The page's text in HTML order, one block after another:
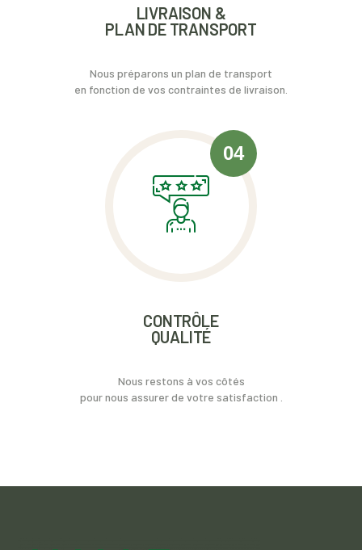
LIVRAISON &
PLAN DE TRANSPORT
Nous préparons un plan de transport
en fonction de vos contraintes de livraison.
04
CONTRÔLE
QUALITÉ
Nous restons à vos côtés
pour nous assurer de votre satisfaction .